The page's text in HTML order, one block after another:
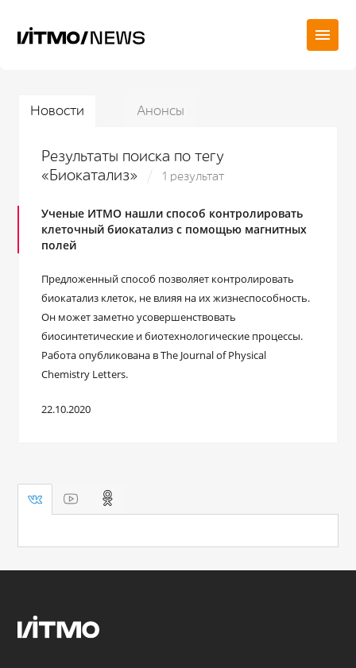
Новости Анонсы
Результаты поиска по тегу
«Биокатализ»
1 результат
Ученые ИТМО нашли способ контролировать
клеточный биокатализ с помощью магнитных
полей
Предложенный способ позволяет контролировать
биокатализ клеток, не влияя на их жизнеспособность.
Он может заметно усовершенствовать
биосинтетические и биотехнологические процессы.
Работа опубликована в The Journal of Physical
Chemistry Letters.
22.10.2020